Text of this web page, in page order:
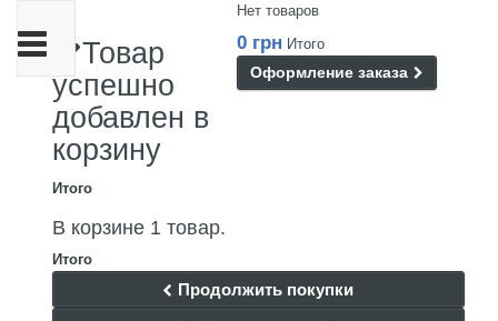
Нет товаров
0 грн Итого
Оформление заказа
Товар
успешно
добавлен в
корзину
Итого
В корзине 1 товар.
Итого
Продолжить покупки
Переключить
навигации